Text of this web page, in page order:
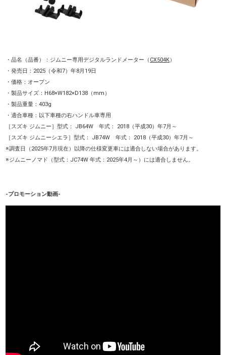
・品名（品番）：ジムニー専用デジタルランドメーター（ CX504K）
・発売日：2025（令和7）年8月19日
・価格：オープン
・製品サイズ：H68×W182×D138（mm）
・製品重量：403g
・適合車種：以下車種の右ハンドル車専用
［スズキ ジムニー］型式： JB64W 年式： 2018（平成30）年7月～
［スズキ ジムニーシエラ］型式： JB74W 年式： 2018（平成30）年7月～
※調査日（2025年7月現在）以降の仕様変更車には適合しない場合があります。
※ジムニーノマド（型式：JC74W 年式：2025年4月～）には適合しません。
-プロモーション動画-